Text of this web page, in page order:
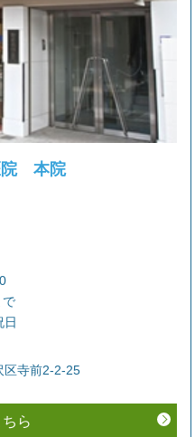
セルされる場合は、
にご連絡いただきま
ンセルはご遠慮くだ
る方や予定を調整し
患者様へのご迷惑に
のため、ご協力をお
ご連絡ください
てご来院された場
せていただくか、日
ございます。あらか
ャンセルへの対応に
ャンセルがある場
院 本院
で
日
区寺前2-2-25
ら